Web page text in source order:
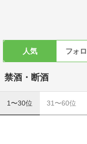
人気 フォ
禁酒・断酒
1〜30位 31〜60位